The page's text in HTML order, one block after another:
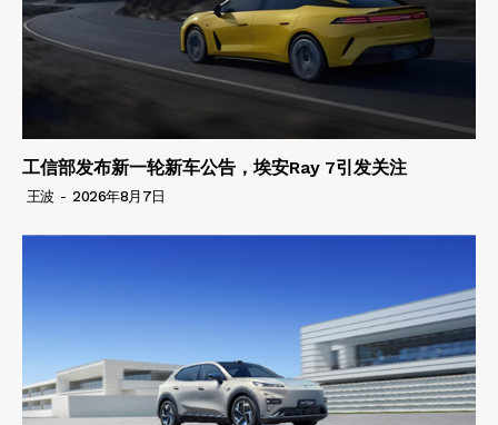
工信部发布新一轮新车公告，埃安Ray 7引发关注
王波 - 2026年8月7日